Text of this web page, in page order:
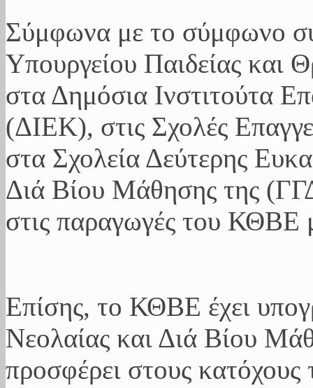
Σύμφωνα με το σύμφωνο
Υπουργείου Παιδείας και
στα Δημόσια Ινστιτούτα
(ΔΙΕΚ), στις Σχολές
στα Σχολεία Δεύτερης
Διά Βίου Μάθησης της
στις παραγωγές του ΚΘΒΕ
Επίσης, το ΚΘΒΕ έχει
Νεολαίας και Διά Βίου
προσφέρει στους